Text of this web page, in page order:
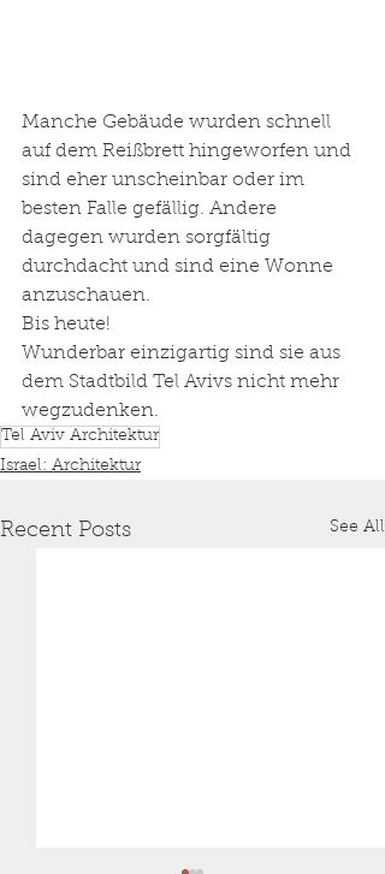
Manche Gebäude wurden schnell
auf dem Reißbrett hingeworfen und
sind eher unscheinbar oder im
besten Falle gefällig. Andere
dagegen wurden sorgfältig
durchdacht und sind eine Wonne
anzuschauen.
Bis heute!
Wunderbar einzigartig sind sie aus
dem Stadtbild Tel Avivs nicht mehr
wegzudenken.
Tel Aviv Architektur
Israel: Architektur
Recent Posts See All